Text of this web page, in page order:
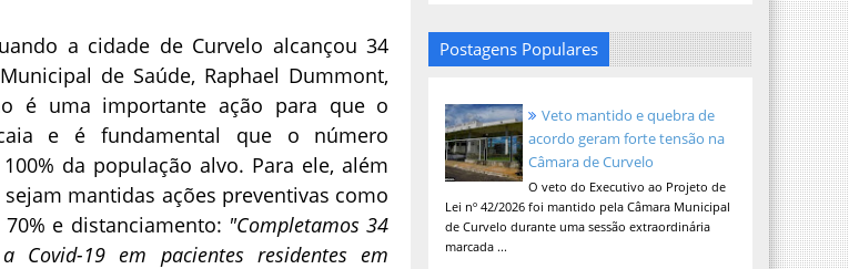
a cidade de Curvelo alcançou 34
de Saúde, Raphael Dummont,
é uma importante ação para que o
e é fundamental que o número
da população alvo. Para ele, além
mantidas ações preventivas como
e distanciamento: "Completamos 34
Covid-19 em pacientes residentes em
Postagens Populares
Veto mantido e quebra de
acordo geram forte tensão na
Câmara de Curvelo
O veto do Executivo ao Projeto de
Lei nº 42/2026 foi mantido pela Câmara Municipal
de Curvelo durante uma sessão extraordinária
marcada ...